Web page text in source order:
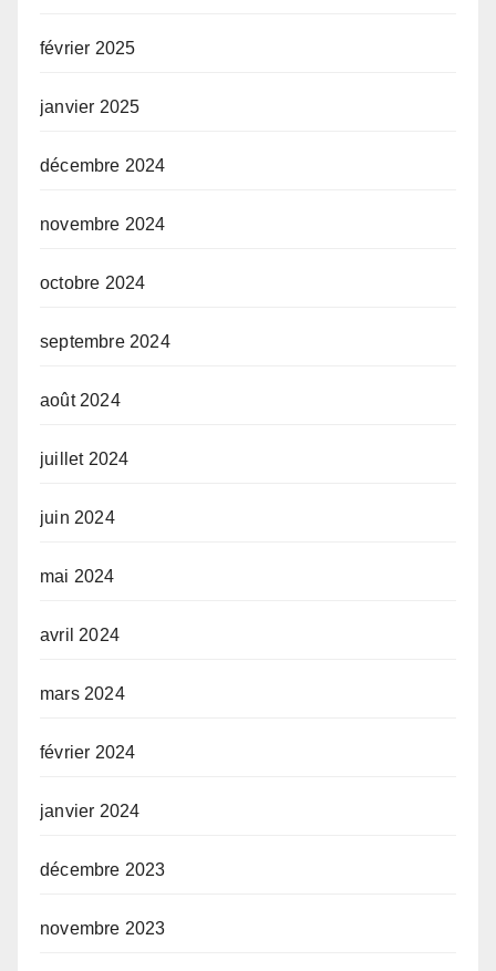
février 2025
janvier 2025
décembre 2024
novembre 2024
octobre 2024
septembre 2024
août 2024
juillet 2024
juin 2024
mai 2024
avril 2024
mars 2024
février 2024
janvier 2024
décembre 2023
novembre 2023